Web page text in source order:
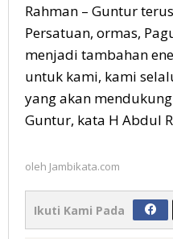
Rahman – Guntur
Persatuan, ormas,
menjadi tambahan
untuk kami, kami
yang akan
Guntur, kata H Abdul
oleh Jambikata.com
Ikuti Kami Pada